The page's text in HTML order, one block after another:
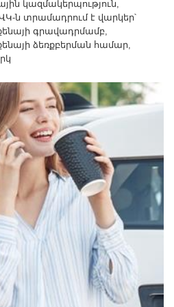
կազմակերպություն,
ն տրամադրում է վարկեր՝
գրավադրմամբ,
ձեռքբերման համար,